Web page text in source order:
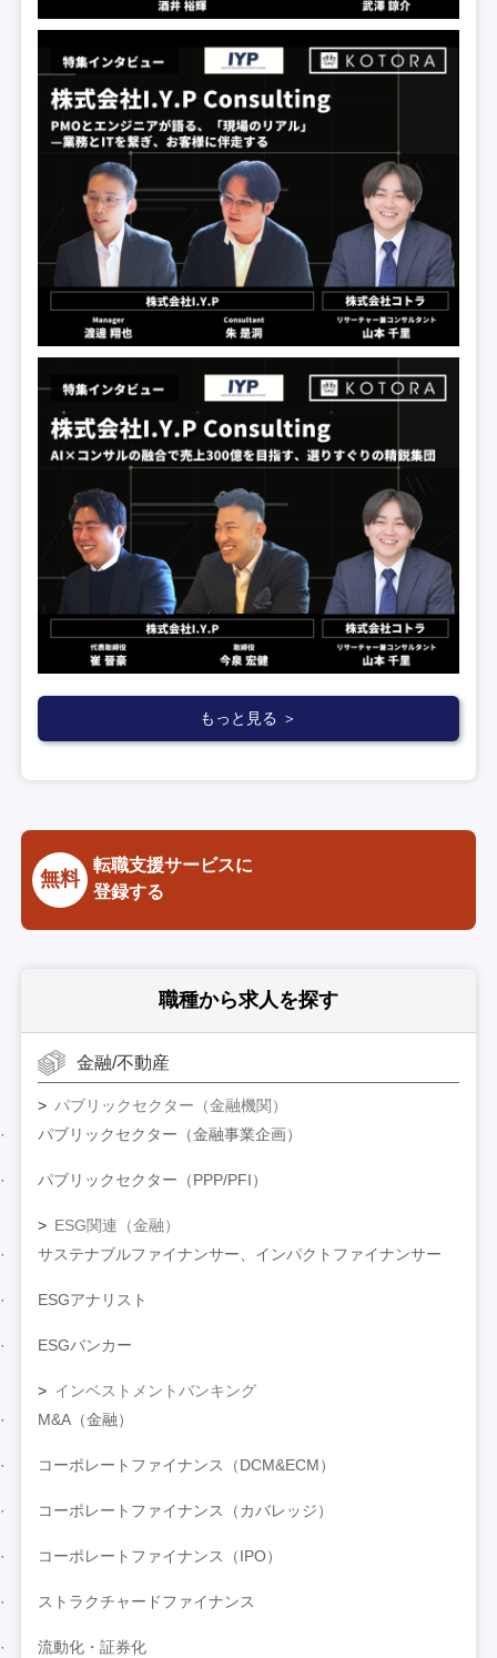
もっと見る ＞
無料
転職支援サービスに
登録する
職種から求人を探す
金融/不動産
パブリックセクター（金融機関）
パブリックセクター（金融事業企画）
パブリックセクター（PPP/PFI）
ESG関連（金融）
サステナブルファイナンサー、インパクトファイナンサー
ESGアナリスト
ESGバンカー
インベストメントバンキング
M&A（金融）
コーポレートファイナンス（DCM&ECM）
コーポレートファイナンス（カバレッジ）
コーポレートファイナンス（IPO）
ストラクチャードファイナンス
流動化・証券化